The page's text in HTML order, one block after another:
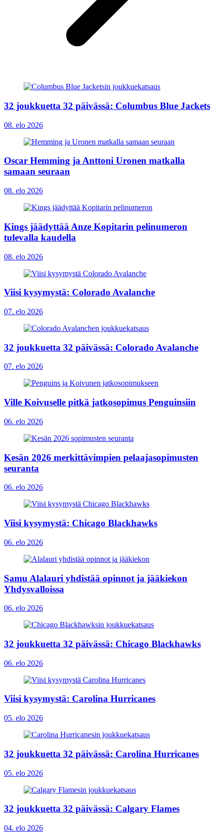
32 joukkuetta 32 päivässä: Columbus Blue Jackets
08. elo 2026
Oscar Hemming ja Anttoni Uronen matkalla
samaan seuraan
08. elo 2026
Kings jäädyttää Anze Kopitarin pelinumeron
tulevalla kaudella
08. elo 2026
Viisi kysymystä: Colorado Avalanche
07. elo 2026
32 joukkuetta 32 päivässä: Colorado Avalanche
07. elo 2026
Ville Koivuselle pitkä jatkosopimus Penguinsiin
06. elo 2026
Kesän 2026 merkittävimpien pelaajasopimusten
seuranta
06. elo 2026
Viisi kysymystä: Chicago Blackhawks
06. elo 2026
Samu Alalauri yhdistää opinnot ja jääkiekon
Yhdysvalloissa
06. elo 2026
32 joukkuetta 32 päivässä: Chicago Blackhawks
06. elo 2026
Viisi kysymystä: Carolina Hurricanes
05. elo 2026
32 joukkuetta 32 päivässä: Carolina Hurricanes
05. elo 2026
32 joukkuetta 32 päivässä: Calgary Flames
04. elo 2026